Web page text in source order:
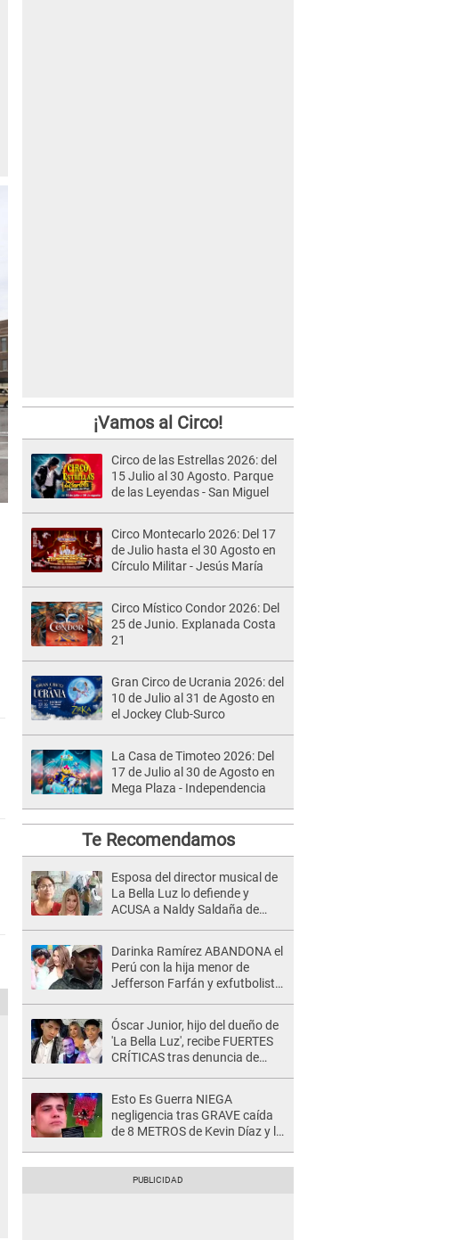
¡Vamos al Circo!
Circo de las Estrellas 2026: del
15 Julio al 30 Agosto. Parque
de las Leyendas - San Miguel
Circo Montecarlo 2026: Del 17
de Julio hasta el 30 Agosto en
Círculo Militar - Jesús María
Circo Místico Condor 2026: Del
25 de Junio. Explanada Costa
21
Gran Circo de Ucrania 2026: del
10 de Julio al 31 de Agosto en
el Jockey Club-Surco
La Casa de Timoteo 2026: Del
17 de Julio al 30 de Agosto en
Mega Plaza - Independencia
Te Recomendamos
Esposa del director musical de
La Bella Luz lo defiende y
ACUSA a Naldy Saldaña de
Darinka Ramírez ABANDONA el
Perú con la hija menor de
Jefferson Farfán y exfutbolista
Óscar Junior, hijo del dueño de
'La Bella Luz', recibe FUERTES
CRÍTICAS tras denuncia de
Esto Es Guerra NIEGA
negligencia tras GRAVE caída
de 8 METROS de Kevin Díaz y lo